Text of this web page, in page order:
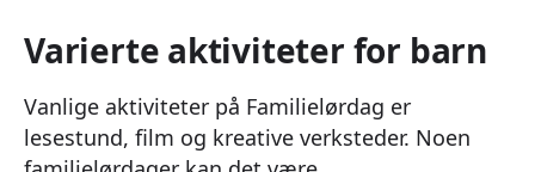
Varierte aktiviteter for barn
Vanlige aktiviteter på Familielørdag er
lesestund, film og kreative verksteder. Noen